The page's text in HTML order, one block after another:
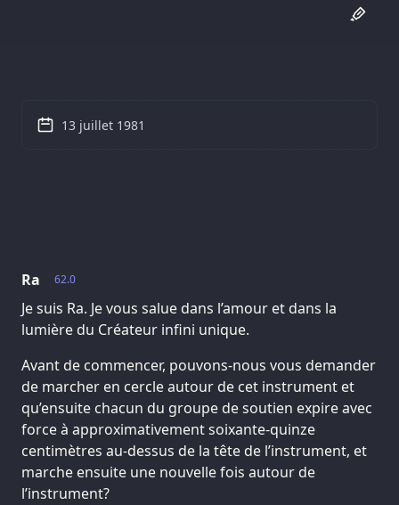
62.0
Ra
Je suis Ra. Je vous salue dans l’amour et dans la
lumière du Créateur infini unique.
Avant de commencer, pouvons-nous vous demander
de marcher en cercle autour de cet instrument et
qu’ensuite chacun du groupe de soutien expire avec
force à approximativement soixante-quinze
centimètres au-dessus de la tête de l’instrument, et
marche ensuite une nouvelle fois autour de
l’instrument?
13 juillet 1981